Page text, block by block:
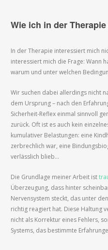
Wie ich in der
In der Therapie interessiert mich
interessiert mich die Frage: Wann
warum und unter welchen
Wir suchen dabei allerdings nicht
dem Ursprung – nach den
Sicherheit-Reflex einmal sinnvoll
zurück. Oft ist es auch kein
kumulativer Belastungen: eine
zerbrechlich war, eine
verlässlich blieb…
Die Grundlage meiner Arbeit ist
Überzeugung, dass hinter
Nervensystem steckt, das unter
richtig reagiert hat. Diese Haltung
nicht als Korrektur eines Fehlers,
Systems, das bestimmte